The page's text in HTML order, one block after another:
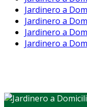
Jardinero a
Jardinero a
Jardinero a
Jardinero a